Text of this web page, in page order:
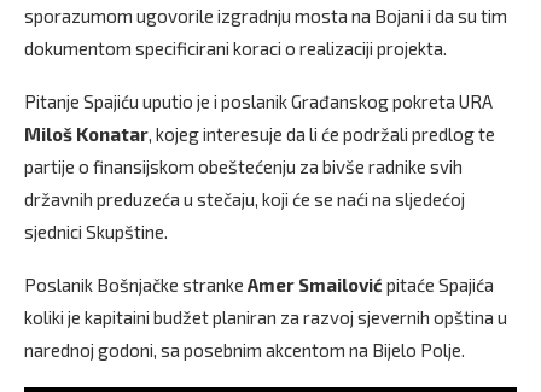
sporazumom ugovorile izgradnju mosta na Bojani i da su tim
dokumentom specificirani koraci o realizaciji projekta.
Pitanje Spajiću uputio je i poslanik Građanskog pokreta URA
Miloš Konatar, kojeg interesuje da li će podržali predlog te
partije o finansijskom obeštećenju za bivše radnike svih
državnih preduzeća u stečaju, koji će se naći na sljedećoj
sjednici Skupštine.
Poslanik Bošnjačke stranke Amer Smailović pitaće Spajića
koliki je kapitaini budžet planiran za razvoj sjevernih opština u
narednoj godoni, sa posebnim akcentom na Bijelo Polje.